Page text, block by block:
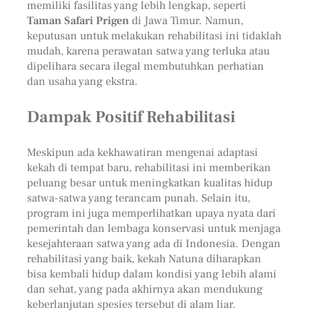
memiliki fasilitas yang lebih lengkap, seperti
Taman Safari Prigendi Jawa Timur. Namun,
keputusan untuk melakukan rehabilitasi ini tidaklah
mudah, karena perawatan satwa yang terluka atau
dipelihara secara ilegal membutuhkan perhatian
dan usaha yang ekstra.
Dampak Positif Rehabilitasi
Meskipun ada kekhawatiran mengenai adaptasi
kekah di tempat baru, rehabilitasi ini memberikan
peluang besar untuk meningkatkan kualitas hidup
satwa-satwa yang terancam punah. Selain itu,
program ini juga memperlihatkan upaya nyata dari
pemerintah dan lembaga konservasi untuk menjaga
kesejahteraan satwa yang ada di Indonesia. Dengan
rehabilitasi yang baik, kekah Natuna diharapkan
bisa kembali hidup dalam kondisi yang lebih alami
dan sehat, yang pada akhirnya akan mendukung
keberlanjutan spesies tersebut di alam liar.